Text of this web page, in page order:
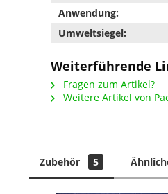
Anwendung:
Umweltsiegel:
Weiterführende
Fragen zum Artikel?
Weitere Artikel von
Zubehör 5